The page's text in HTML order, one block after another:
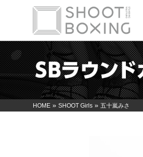
HOME »SHOOT Girls »五十嵐みさ